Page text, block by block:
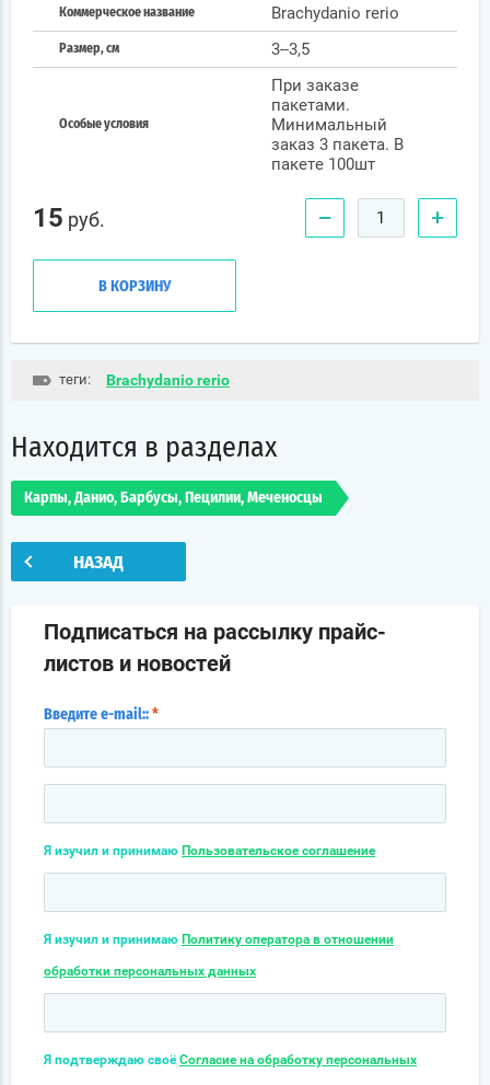
Коммерческое название Brachydanio rerio
Размер, см 3--3,5
Особые условия
При заказе
пакетами.
Минимальный
заказ 3 пакета. В
пакете 100шт
15 руб. − +
В КОРЗИНУ
теги: Brachydanio rerio
Находится в разделах
Карпы, Данио, Барбусы, Пецилии, Меченосцы
НАЗАД
Подписаться на рассылку прайс-
листов и новостей
Введите e-mail:: *
Я изучил и принимаю Пользовательское соглашение
Я изучил и принимаю Политику оператора в отношении
обработки персональных данных
Я подтверждаю своёСогласие на обработку персональных